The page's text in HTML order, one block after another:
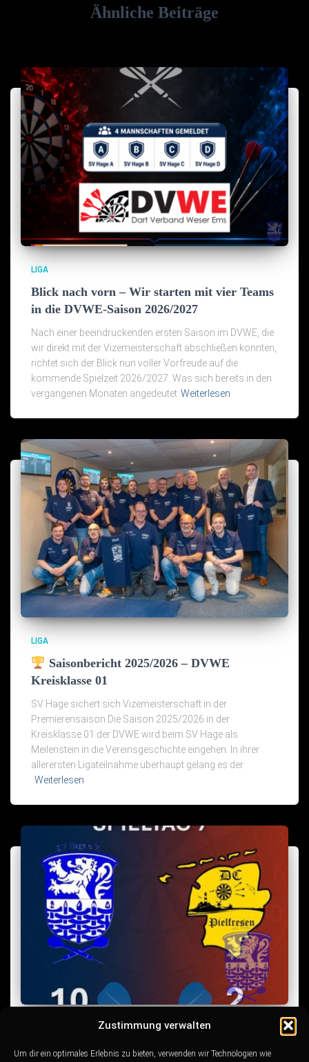
Zustimmung verwalten
Um dir ein optimales Erlebnis zu bieten, verwenden wir Technologien wie
Ähnliche Beiträge
LIGA
Blick nach vorn – Wir starten mit vier Teams
in die DVWE-Saison 2026/2027
Nach einer beeindruckenden ersten Saison im DVWE, die
wir direkt mit der Vizemeisterschaft abschließen konnten,
richtet sich der Blick nun voller Vorfreude auf die
kommende Spielzeit 2026/2027. Was sich bereits in den
vergangenen Monaten angedeutet Weiterlesen
LIGA
Saisonbericht 2025/2026 – DVWE
Kreisklasse 01
SV Hage sichert sich Vizemeisterschaft in der
Premierensaison Die Saison 2025/2026 in der
Kreisklasse 01 der DVWE wird beim SV Hage als
Meilenstein in die Vereinsgeschichte eingehen. In ihrer
allerersten Ligateilnahme überhaupt gelang es der
Weiterlesen
7. Spieltag: Krone gerichtet – Sieg